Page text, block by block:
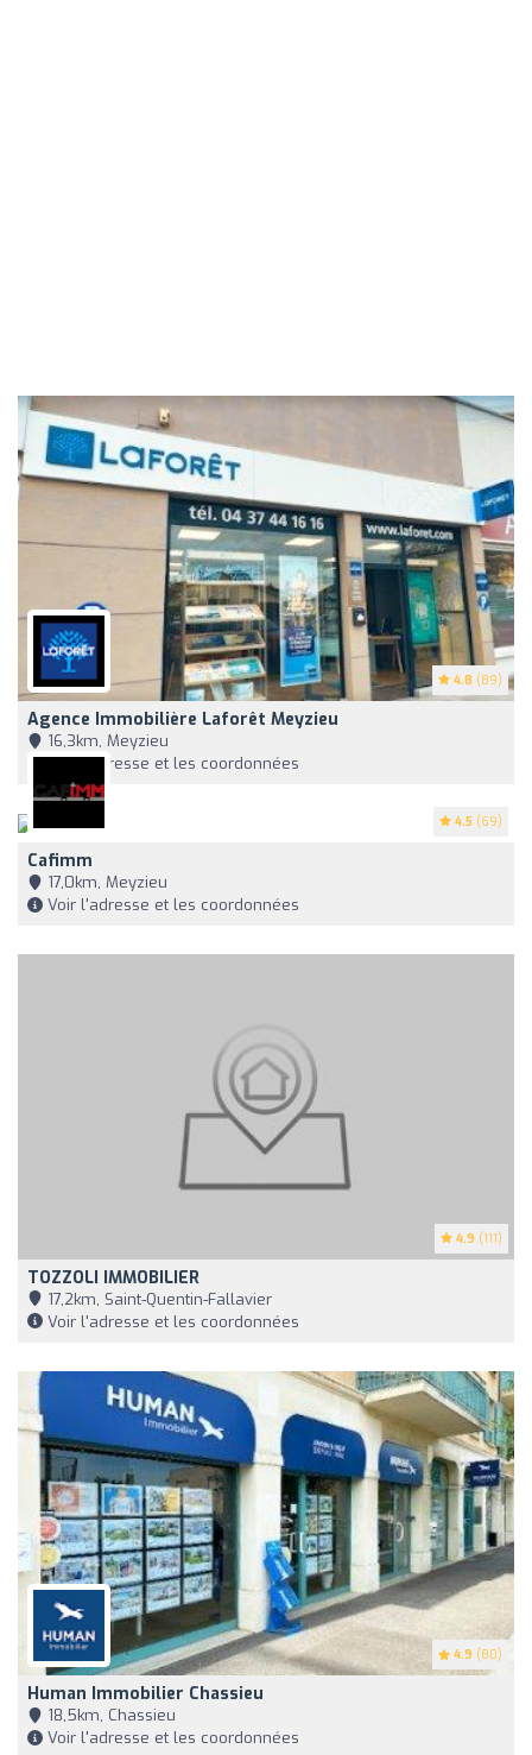
4.8 (89)
Agence Immobilière Laforêt Meyzieu
16,3km, Meyzieu
Voir l'adresse et les coordonnées
4.5 (69)
Cafimm
17,0km, Meyzieu
Voir l'adresse et les coordonnées
4.9 (111)
TOZZOLI IMMOBILIER
17,2km, Saint-Quentin-Fallavier
Voir l'adresse et les coordonnées
4.9 (80)
Human Immobilier Chassieu
18,5km, Chassieu
Voir l'adresse et les coordonnées